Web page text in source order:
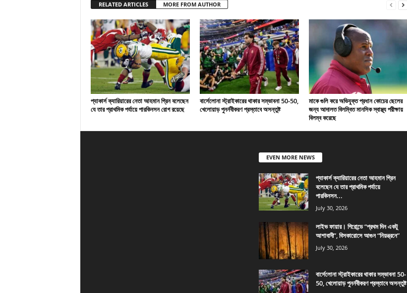
RELATED ARTICLES MORE FROM AUTHOR
প্যাকার্স ক্যারিয়ারের নেতা আহমান গ্রিন বলেছেন
যে তার প্রাথমিক পর্যায়ে পারকিনসন রোগ রয়েছে
বার্সেলোনা স্ট্রাইকারের থাকার সম্ভাবনা 50-50,
খেলোয়াড় পুনর্নবীকরণ প্রস্তাবে অসন্তুষ্ট
মাকে গুলি করে অভিযুক্ত প্রধান কোচের ছেলের
জন্য আদালত বিলম্বিত মানসিক স্বাস্থ্য পরীক্ষায়
বিলম্ব করেছে
EVEN MORE NEWS
প্যাকার্স ক্যারিয়ারের নেতা আহমান গ্রিন
বলেছেন যে তার প্রাথমিক পর্যায়ে
পারকিনসন...
July 30, 2026
লাইভ ফায়ার। গিরোন্ডে “প্রথম দিন একটু
আশাবাদী”, বিসকারোসে আগুন “নিয়ন্ত্রনে”
July 30, 2026
বার্সেলোনা স্ট্রাইকারের থাকার সম্ভাবনা 50-
50, খেলোয়াড় পুনর্নবীকরণ প্রস্তাবে অসন্তুষ্ট